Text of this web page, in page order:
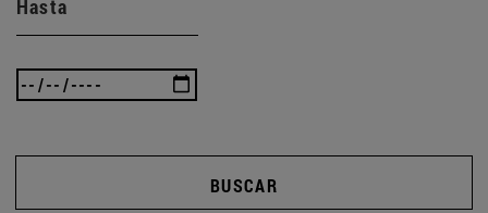
Hasta
BUSCAR